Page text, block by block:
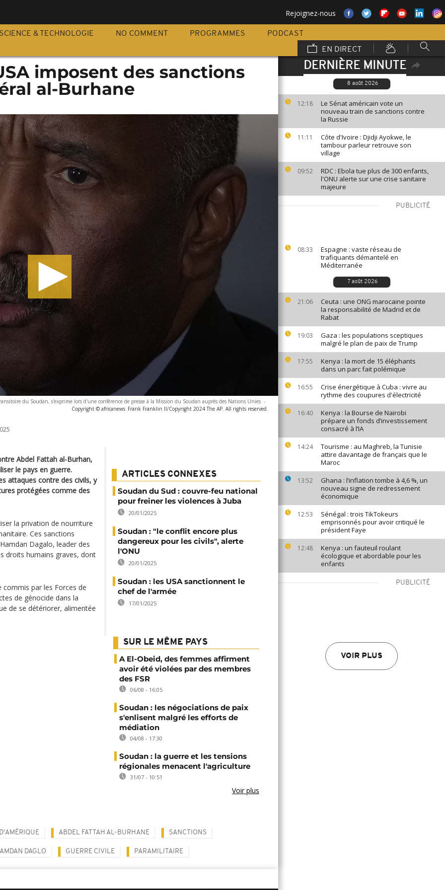
Rejoignez-nous
SCIENCE & TECHNOLOGIE NO COMMENT PROGRAMMES
PODCAST
EN DIRECT
DERNIÈRE MINUTE
8 août 2026
12:18
Le Sénat américain vote un
nouveau train de sanctions contre
la Russie
11:11
Côte d'Ivoire : Djidji Ayokwe, le
tambour parleur retrouve son
village
09:52
RDC : Ebola tue plus de 300 enfants,
l'ONU alerte sur une crise sanitaire
majeure
PUBLICITÉ
08:33
Espagne : vaste réseau de
trafiquants démantelé en
Méditerranée
7 août 2026
21:06
Ceuta : une ONG marocaine pointe
la responsabilité de Madrid et de
Rabat
19:03
Gaza : les populations sceptiques
malgré le plan de paix de Trump
17:55
Kenya : la mort de 15 éléphants
dans un parc fait polémique
16:55
Crise énergétique à Cuba : vivre au
rythme des coupures d'électricité
16:40
Kenya : la Bourse de Nairobi
prépare un fonds d’investissement
consacré à l’IA
14:24
Tourisme : au Maghreb, la Tunisie
attire davantage de français que le
Maroc
13:52
Ghana : l’inflation tombe à 4,6 %, un
nouveau signe de redressement
économique
12:53
Sénégal : trois TikTokeurs
emprisonnés pour avoir critiqué le
président Faye
12:48
Kenya : un fauteuil roulant
écologique et abordable pour les
enfants
PUBLICITÉ
VOIR PLUS
imposent des sanctions
al-Burhane
du Soudan, s'exprime lors d'une conférence de presse à la Mission du Soudan auprès des Nations Unies -
Copyright © africanews Frank Franklin II/Copyright 2024 The AP. All rights reserved.
Abdel Fattah al-Burhan,
le pays en guerre.
attaques contre des civils, y
protégées comme des
la privation de nourriture
Ces sanctions
Dagalo, leader des
droits humains graves, dont
commis par les Forces de
de génocide dans la
de se détériorer, alimentée
ARTICLES CONNEXES
Soudan du Sud : couvre-feu national
pour freiner les violences à Juba
20/01/2025
Soudan : "le conflit encore plus
dangereux pour les civils", alerte
l'ONU
20/01/2025
Soudan : les USA sanctionnent le
chef de l'armée
17/01/2025
SUR LE MÊME PAYS
A El-Obeid, des femmes affirment
avoir été violées par des membres
des FSR
06/08 - 16:05
Soudan : les négociations de paix
s'enlisent malgré les efforts de
médiation
04/08 - 17:30
Soudan : la guerre et les tensions
régionales menacent l'agriculture
31/07 - 10:51
Voir plus
ABDEL FATTAH AL-BURHANE SANCTIONS
DAGLO GUERRE CIVILE PARAMILITAIRE